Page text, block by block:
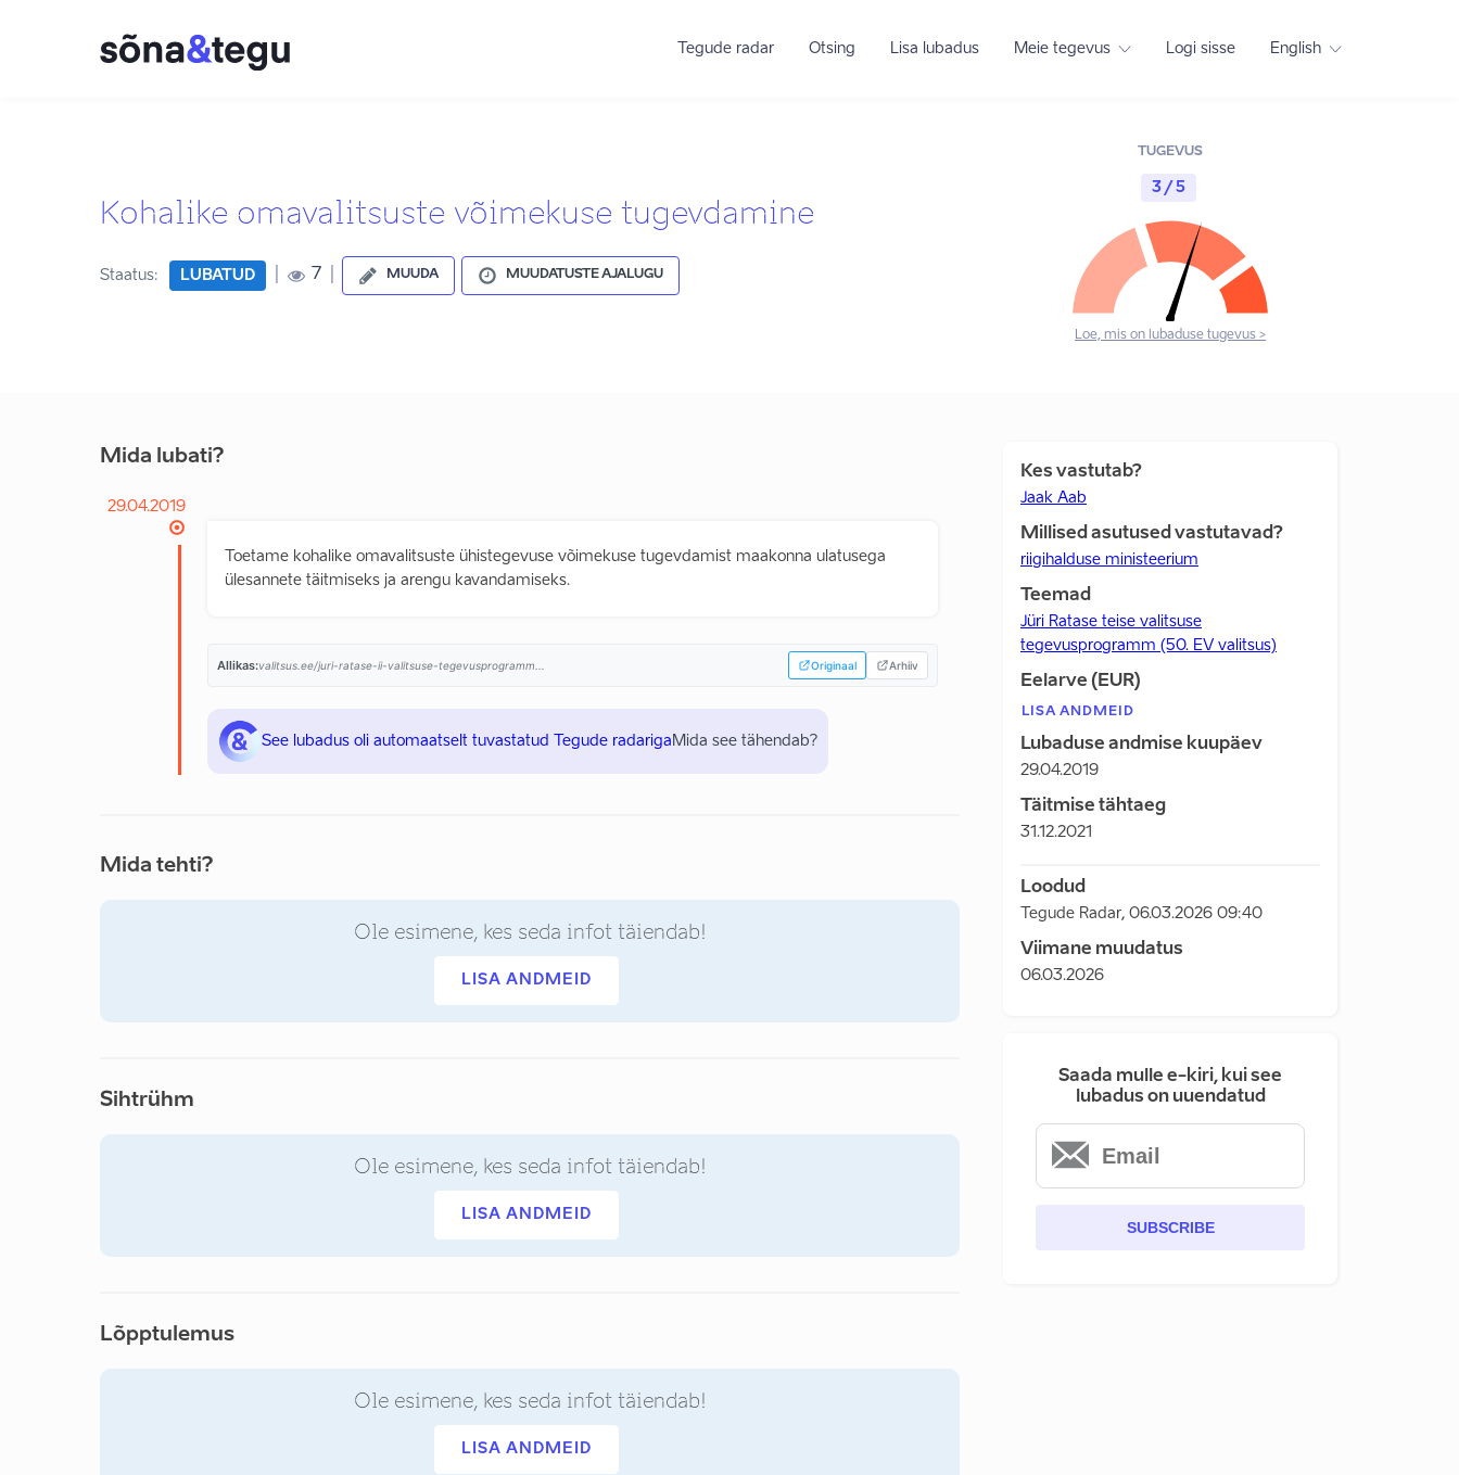
Tegude radar Otsing Lisa lubadus Meie tegevus Logi sisse English
Kohalike omavalitsuste võimekuse tugevdamine
Staatus: LUBATUD 7 MUUDA MUUDATUSTE AJALUGU
TUGEVUS
3 / 5
Loe, mis on lubaduse tugevus >
Mida lubati?
29.04.2019
Toetame kohalike omavalitsuste ühistegevuse võimekuse tugevdamist maakonna ulatusega
ülesannete täitmiseks ja arengu kavandamiseks.
Allikas:valitsus.ee/juri-ratase-ii-valitsuse-tegevusprogramm... Originaal Arhiiv
See lubadus oli automaatselt tuvastatud Tegude radariga Mida see tähendab?
Mida tehti?
Ole esimene, kes seda infot täiendab!
LISA ANDMEID
Sihtrühm
Ole esimene, kes seda infot täiendab!
LISA ANDMEID
Lõpptulemus
Ole esimene, kes seda infot täiendab!
LISA ANDMEID
Kes vastutab?
Jaak Aab
Millised asutused vastutavad?
riigihalduse ministeerium
Teemad
Jüri Ratase teise valitsuse
tegevusprogramm (50. EV valitsus)
Eelarve (EUR)
LISA ANDMEID
Lubaduse andmise kuupäev
29.04.2019
Täitmise tähtaeg
31.12.2021
Loodud
Tegude Radar, 06.03.2026 09:40
Viimane muudatus
06.03.2026
Saada mulle e-kiri, kui see
lubadus on uuendatud
SUBSCRIBE